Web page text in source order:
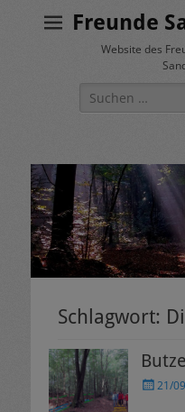
Freunde
Website des
Suche
nach:
Schlagwort:
21/